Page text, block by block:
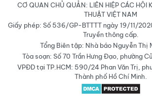
CƠ QUAN CHỦ QUẢN: LIÊN HIỆP CÁC HỘI
THUẬT VIỆT NAM
Giấy phép: Số 536/GP-BTTTT ngày 19/11/
Truyền thông cấp.
Tổng Biên tập: Nhà báo Nguyễn Thị
Tòa soạn: Số 70 Trần Hưng Đạo, phường
VPĐD tại TP.HCM: 590/24 Phan Văn Trị,
Thành phố Hồ Chí Minh.